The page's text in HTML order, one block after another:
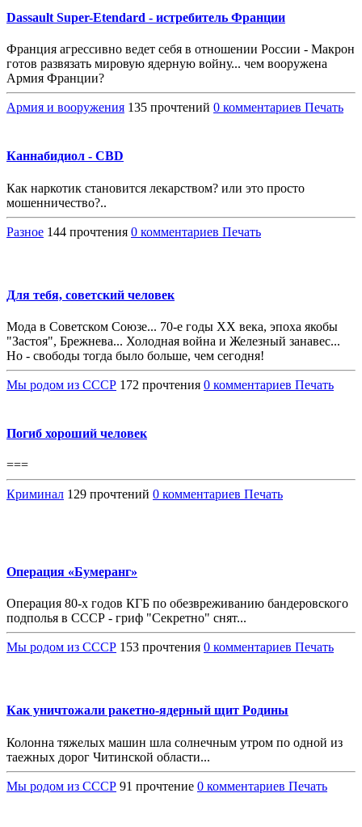
Dassault Super-Etendard - истребитель Франции
Франция агрессивно ведет себя в отношении России - Макрон
готов развязать мировую ядерную войну... чем вооружена
Армия Франции?
Армия и вооружения 135 прочтений 0 комментариев Печать
Каннабидиол - CBD
Как наркотик становится лекарством? или это просто
мошенничество?..
Разное 144 прочтения 0 комментариев Печать
Для тебя, советский человек
Мода в Советском Союзе... 70-е годы ХХ века, эпоха якобы
"Застоя", Брежнева... Холодная война и Железный занавес...
Но - свободы тогда было больше, чем сегодня!
Мы родом из СССР 172 прочтения 0 комментариев Печать
Погиб хороший человек
===
Криминал 129 прочтений 0 комментариев Печать
Операция «Бумеранг»
Операция 80-х годов КГБ по обезвреживанию бандеровского
подполья в СССР - гриф "Секретно" снят...
Мы родом из СССР 153 прочтения 0 комментариев Печать
Как уничтожали ракетно-ядерный щит Родины
Колонна тяжелых машин шла солнечным утром по одной из
таежных дорог Читинской области...
Мы родом из СССР 91 прочтение 0 комментариев Печать